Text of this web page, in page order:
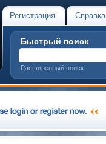
Регистрация Справка
Быстрый поиск
Расширенный поиск